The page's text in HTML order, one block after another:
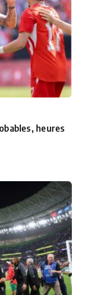
heures